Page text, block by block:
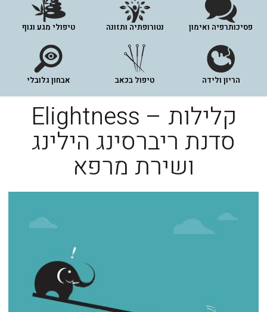
פסיכותרפיה ואימון נטורופתיה ותזונה טיפולי מגע וגוף
הריון ולידה טיפול בכאב אבחון גלובלי
קלילות – Elightness
סדנת ריברסינג הילינג
ושירת מרפא